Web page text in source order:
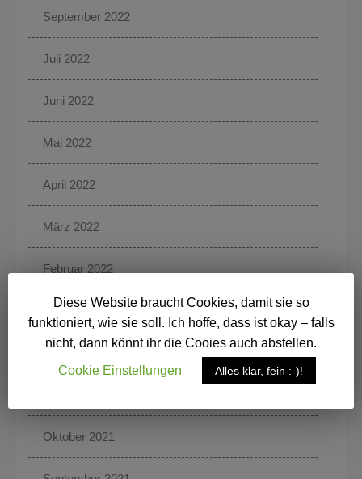
September 2022
Juli 2022
Juni 2022
Mai 2022
April 2022
März 2022
Februar 2022
Januar 2022
Dezember 2021
Oktober 2021
Diese Website braucht Cookies, damit sie so
funktioniert, wie sie soll. Ich hoffe, dass ist okay – falls
nicht, dann könnt ihr die Cooies auch abstellen.
Cookie Einstellungen
Alles klar, fein :-)!